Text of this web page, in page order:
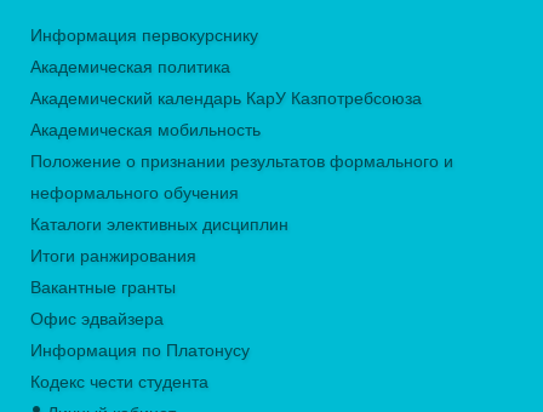
Информация первокурснику
Академическая политика
Академический календарь КарУ Казпотребсоюза
Академическая мобильность
Положение о признании результатов формального и
неформального обучения
Каталоги элективных дисциплин
Итоги ранжирования
Вакантные гранты
Офис эдвайзера
Информация по Платонусу
Кодекс чести студента